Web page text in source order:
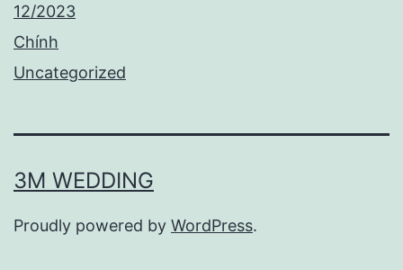
12/2023
Chính
Uncategorized
3M WEDDING
Proudly powered by WordPress.